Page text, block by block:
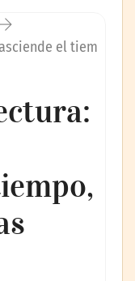
el tiem